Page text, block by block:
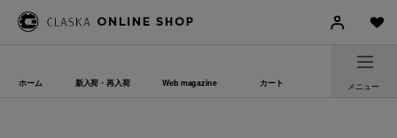
ホーム 新入荷・再入荷 Web magazine カート メニュー